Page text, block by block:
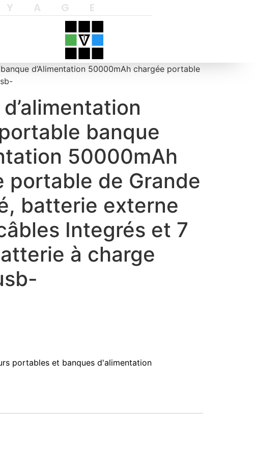
d’Alimentation 50000mAh chargée portable
banque
50000mAh
portable de Grande
batterie externe
Integrés et 7
à charge
portables et banques d'alimentation